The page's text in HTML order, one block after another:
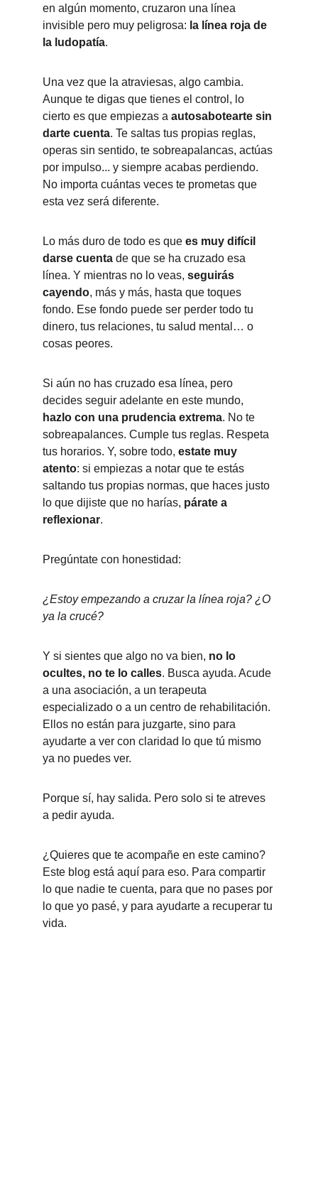
en algún momento, cruzaron una línea
invisible pero muy peligrosa: la línea roja de
la ludopatía.
Una vez que la atraviesas, algo cambia.
Aunque te digas que tienes el control, lo
cierto es que empiezas a autosabotearte sin
darte cuenta. Te saltas tus propias reglas,
operas sin sentido, te sobreapalancas, actúas
por impulso... y siempre acabas perdiendo.
No importa cuántas veces te prometas que
esta vez será diferente.
Lo más duro de todo es que es muy difícil
darse cuenta de que se ha cruzado esa
línea. Y mientras no lo veas, seguirás
cayendo, más y más, hasta que toques
fondo. Ese fondo puede ser perder todo tu
dinero, tus relaciones, tu salud mental… o
cosas peores.
Si aún no has cruzado esa línea, pero
decides seguir adelante en este mundo,
hazlo con una prudencia extrema. No te
sobreapalances. Cumple tus reglas. Respeta
tus horarios. Y, sobre todo, estate muy
atento: si empiezas a notar que te estás
saltando tus propias normas, que haces justo
lo que dijiste que no harías, párate a
reflexionar.
Pregúntate con honestidad:
¿Estoy empezando a cruzar la línea roja? ¿O
ya la crucé?
Y si sientes que algo no va bien, no lo
ocultes, no te lo calles. Busca ayuda. Acude
a una asociación, a un terapeuta
especializado o a un centro de rehabilitación.
Ellos no están para juzgarte, sino para
ayudarte a ver con claridad lo que tú mismo
ya no puedes ver.
Porque sí, hay salida. Pero solo si te atreves
a pedir ayuda.
¿Quieres que te acompañe en este camino?
Este blog está aquí para eso. Para compartir
lo que nadie te cuenta, para que no pases por
lo que yo pasé, y para ayudarte a recuperar tu
vida.